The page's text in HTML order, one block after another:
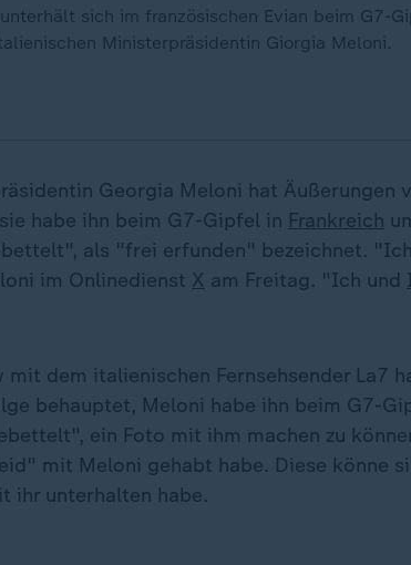
sich im französischen Evian beim G7-
Ministerpräsidentin Giorgia Meloni.
Georgia Meloni hat Äußerungen
habe ihn beim G7-Gipfel in Frankreich
als "frei erfunden" bezeichnet.
im Onlinedienst X am Freitag. "Ich und
dem italienischen Fernsehsender La7
behauptet, Meloni habe ihn beim G7-
ein Foto mit ihm machen zu
mit Meloni gehabt habe. Diese könne
ihr unterhalten habe.